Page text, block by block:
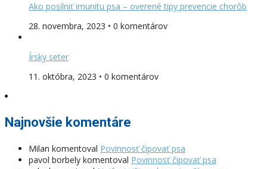
Ako posilniť imunitu psa – overené tipy prevencie chorôb
28. novembra, 2023 • 0 komentárov
Írsky seter
11. októbra, 2023 • 0 komentárov
Najnovšie komentáre
Milan komentoval Povinnosť čipovať psa
pavol borbely komentoval Povinnosť čipovať psa